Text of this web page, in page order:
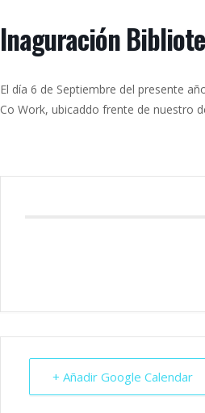
Inaguración
El día 6 de Septiembre del presente
Co Work, ubicaddo frente de nuestro
+ Añadir Google Calendar